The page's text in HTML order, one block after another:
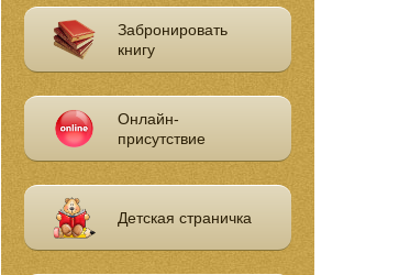
Забронировать
книгу
Онлайн-
присутствие
Детская страничка